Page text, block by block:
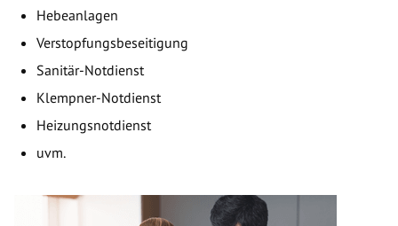
Hebeanlagen
Verstopfungsbeseitigung
Sanitär-Notdienst
Klempner-Notdienst
Heizungsnotdienst
uvm.